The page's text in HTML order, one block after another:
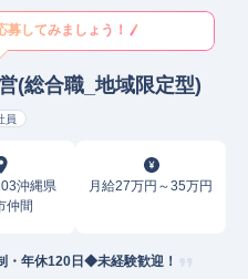
募してみましょう！
(総合職_地域限定型)
員
沖縄県
仲間
月給27万円～35万円
年休120日◆未経験歓迎！